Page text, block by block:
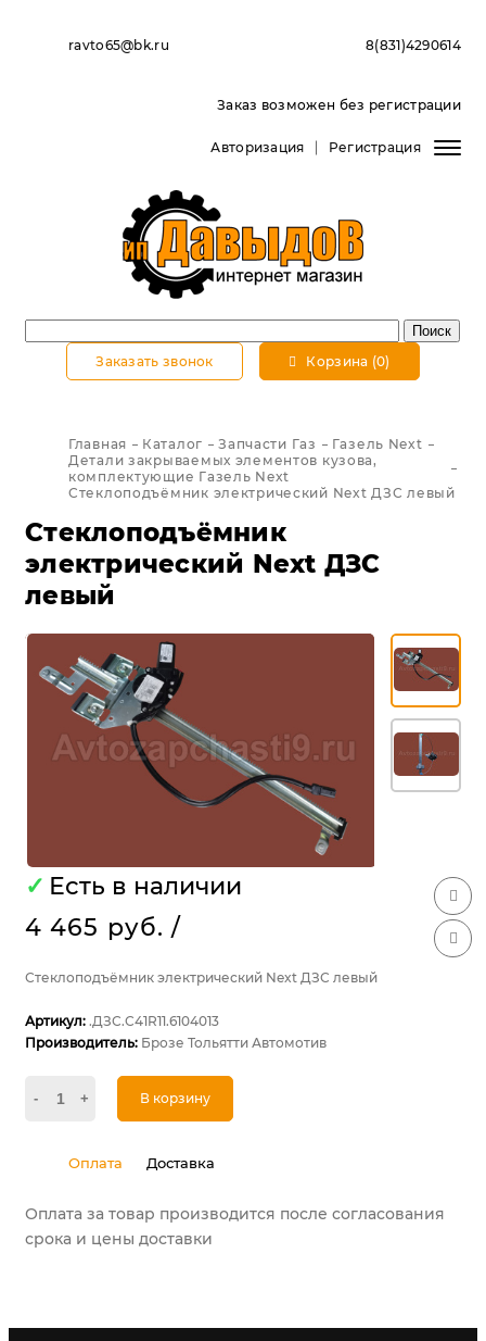
ravto65@bk.ru 8(831)4290614
Заказ возможен без регистрации
Авторизация Регистрация
Заказать звонок Корзина (0)
Главная Каталог Запчасти Газ
Газель Next
Детали закрываемых элементов кузова,
комплектующие Газель Next
Стеклоподъёмник электрический Next ДЗС левый
Стеклоподъёмник
электрический Next ДЗС
левый
✓ Есть в наличии
4 465 руб. /
Стеклоподъёмник электрический Next ДЗС левый
Артикул: .ДЗС.С41R11.6104013
Производитель: Брозе Тольятти Автомотив
- + В корзину
Оплата Доставка
Оплата за товар производится после согласования
срока и цены доставки